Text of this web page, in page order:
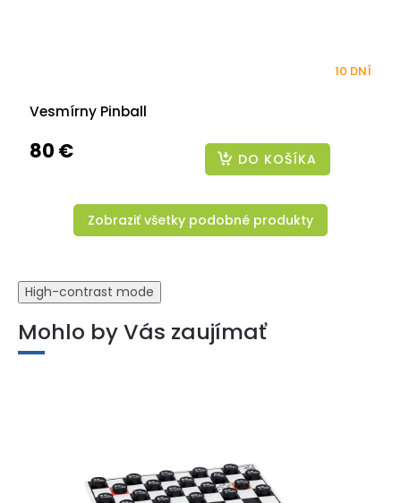
Vesmírny Pinball
10 DNÍ
80 € DO KOŠÍKA
Zobraziť všetky podobné produkty
High-contrast mode
Mohlo by Vás zaujímať